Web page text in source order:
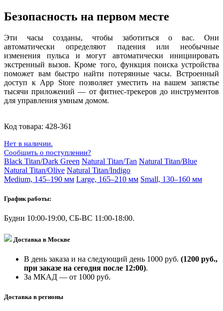
Безопасность на первом месте
Эти часы созданы, чтобы заботиться о вас. Они
автоматически определяют падения или необычные
изменения пульса и могут автоматически инициировать
экстренный вызов. Кроме того, функция поиска устройства
поможет вам быстро найти потерянные часы. Встроенный
доступ к App Store позволяет уместить на вашем запястье
тысячи приложений — от фитнес-трекеров до инструментов
для управления умным домом.
Код товара: 428-361
Нет в наличии.
Сообщить о поступлении?
Black Titan/Dark Green Natural Titan/Tan Natural Titan/Blue
Natural Titan/Olive Natural Titan/Indigo
Medium, 145–190 мм Large, 165–210 мм Small, 130–160 мм
График работы:
Будни 10:00-19:00, СБ-ВС 11:00-18:00.
Доставка в Москве
В день заказа и на следующий день 1000 руб. (1200 руб.,
при заказе на сегодня после 12:00).
За МКАД — от 1000 руб.
Доставка в регионы